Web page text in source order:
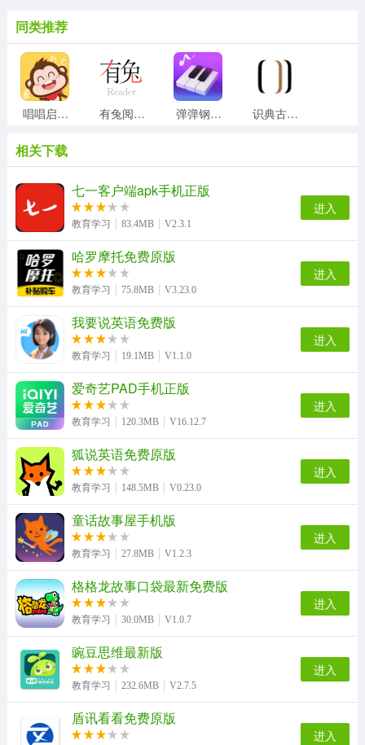
同类推荐
唱唱启蒙英语官方正版 有兔阅读官方版 弹弹钢琴直装版 识典古籍最新版
扯淡联盟通用版 简至人人通安卓官方版
top论坛最新免费版
英语音标发音视频软件最新免费版 iPlay戏剧通用版
cad制图王官方正版
相关下载
七一客户端apk手机正版
教育学习 83.4MB V2.3.1
进入
哈罗摩托免费原版
教育学习 75.8MB V3.23.0
进入
我要说英语免费版
教育学习 19.1MB V1.1.0
进入
爱奇艺PAD手机正版
教育学习 120.3MB V16.12.7
进入
狐说英语免费原版
教育学习 148.5MB V0.23.0
进入
童话故事屋手机版
教育学习 27.8MB V1.2.3
进入
格格龙故事口袋最新免费版
教育学习 30.0MB V1.0.7
进入
豌豆思维最新版
教育学习 232.6MB V2.7.5
进入
盾讯看看免费原版
进入